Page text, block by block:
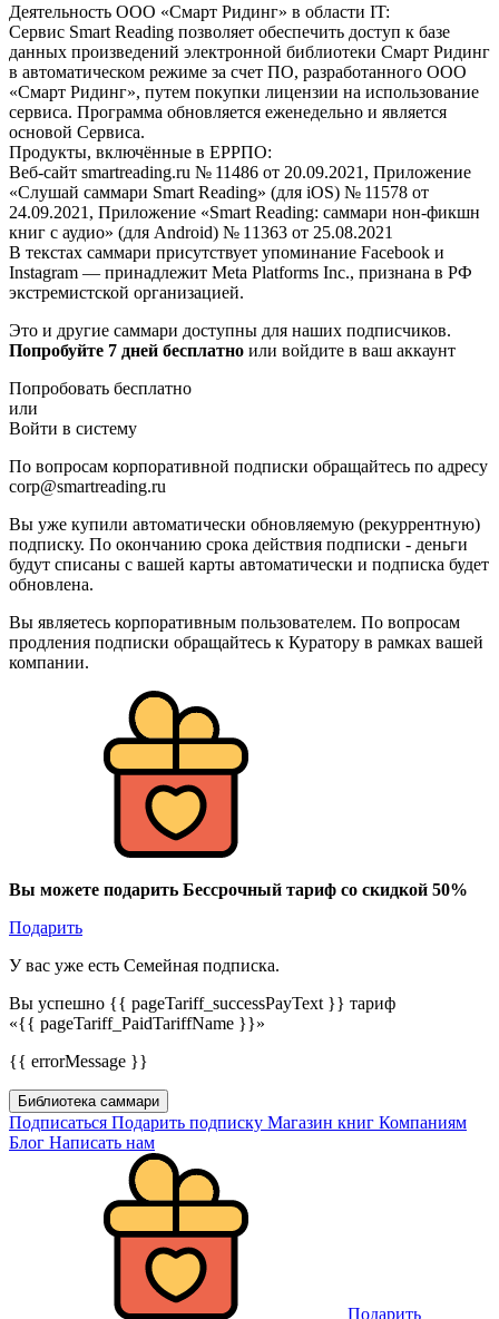
Деятельность ООО «Смарт Ридинг» в области IT:
Сервис Smart Reading позволяет обеспечить доступ к базе
данных произведений электронной библиотеки Смарт Ридинг
в автоматическом режиме за счет ПО, разработанного ООО
«Смарт Ридинг», путем покупки лицензии на использование
сервиса. Программа обновляется еженедельно и является
основой Сервиса.
Продукты, включённые в ЕРРПО:
Веб-сайт smartreading.ru № 11486 от 20.09.2021, Приложение
«Слушай саммари Smart Reading» (для iOS) № 11578 от
24.09.2021, Приложение «Smart Reading: саммари нон-фикшн
книг с аудио» (для Android) № 11363 от 25.08.2021
В текстах саммари присутствует упоминание Facebook и
Instagram — принадлежит Meta Platforms Inc., признана в РФ
экстремистской организацией.
Это и другие саммари доступны для наших подписчиков.
Попробуйте 7 дней бесплатно или войдите в ваш аккаунт
Попробовать бесплатно
или
Войти в систему
По вопросам корпоративной подписки обращайтесь по адресу
corp@smartreading.ru
Вы уже купили автоматически обновляемую (рекуррентную)
подписку. По окончанию срока действия подписки - деньги
будут списаны с вашей карты автоматически и подписка будет
обновлена.
Вы являетесь корпоративным пользователем. По вопросам
продления подписки обращайтесь к Куратору в рамках вашей
компании.
Вы можете подарить Бессрочный тариф со скидкой 50%
Подарить
У вас уже есть Семейная подписка.
Вы успешно {{ pageTariff_successPayText }} тариф
«{{ pageTariff_PaidTariffName }}»
{{ errorMessage }}
Библиотека саммари
Подписаться Подарить подписку Магазин книг Компаниям
Блог Написать нам
Подарить